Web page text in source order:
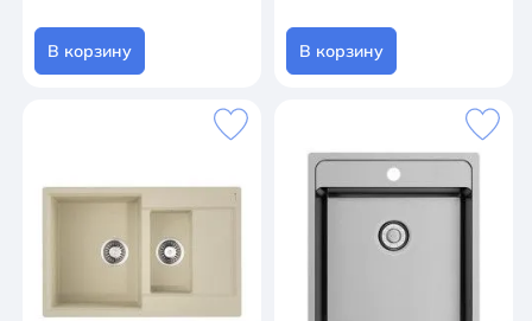
В корзину В корзину